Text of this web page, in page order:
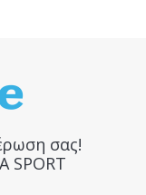
σας!
SPORT